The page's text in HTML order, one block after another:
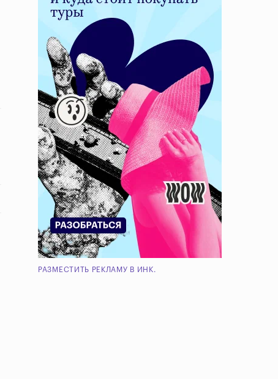
РАЗМЕСТИТЬ РЕКЛАМУ В ИНК.